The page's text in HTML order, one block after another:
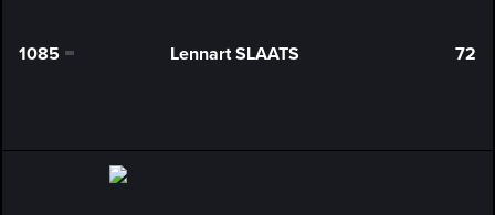
1085 0 Lennart SLAATS 72